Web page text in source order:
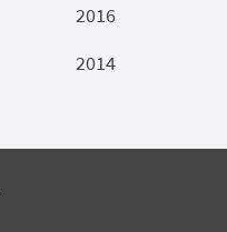
2016
2014